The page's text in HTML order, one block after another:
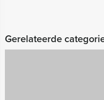
Gerelateerde